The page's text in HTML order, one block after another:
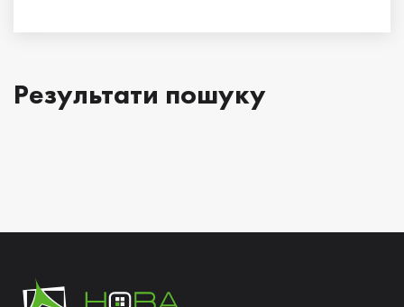
Результати пошуку